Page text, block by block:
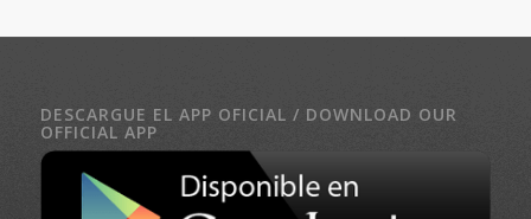
DESCARGUE EL APP OFICIAL / DOWNLOAD OUR
OFFICIAL APP